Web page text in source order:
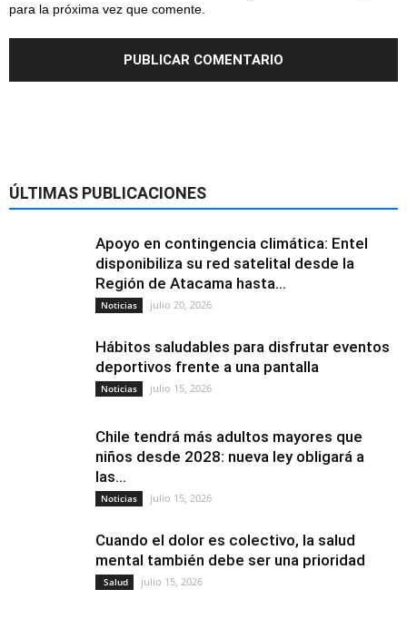
para la próxima vez que comente.
ÚLTIMAS PUBLICACIONES
Apoyo en contingencia climática: Entel
disponibiliza su red satelital desde la
Región de Atacama hasta...
Noticias julio 20, 2026
Hábitos saludables para disfrutar eventos
deportivos frente a una pantalla
Noticias julio 15, 2026
Chile tendrá más adultos mayores que
niños desde 2028: nueva ley obligará a
las...
Noticias julio 15, 2026
Cuando el dolor es colectivo, la salud
mental también debe ser una prioridad
Salud julio 15, 2026